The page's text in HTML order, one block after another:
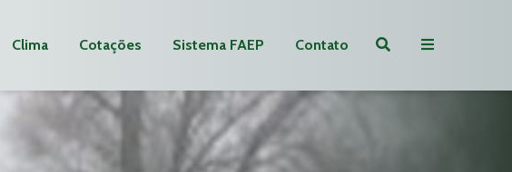
Clima Cotações Sistema FAEP Contato